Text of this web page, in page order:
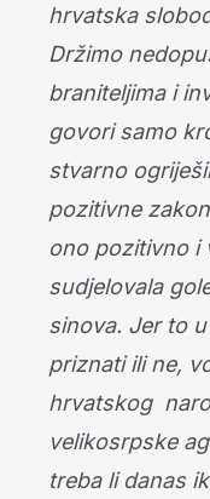
hrvatska
Držimo
braniteljima i
govori samo
stvarno
pozitivne
ono pozitivno i
sudjelovala
sinova. Jer to
priznati ili ne,
hrvatskog
velikosrpske
treba li danas